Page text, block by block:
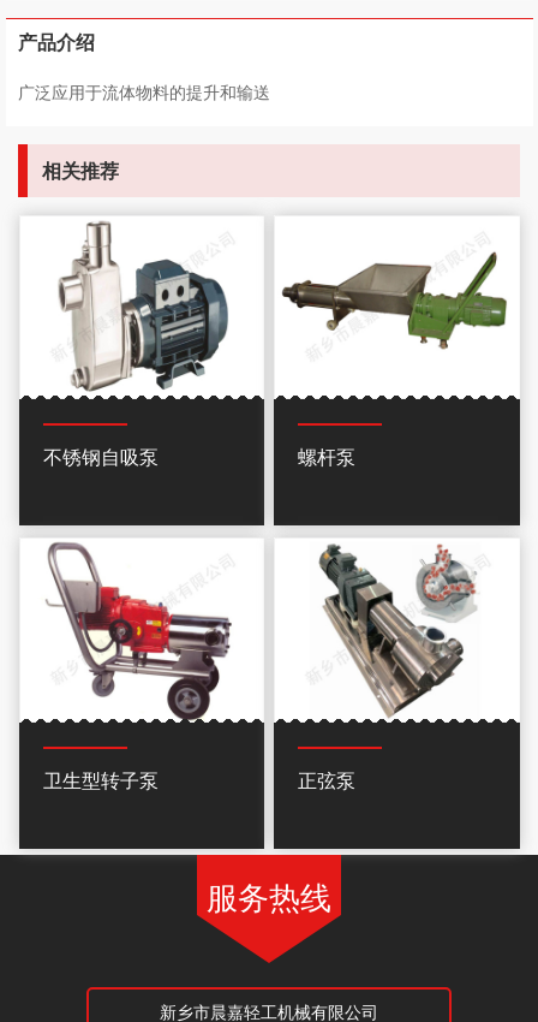
产品介绍
广泛应用于流体物料的提升和输送
相关推荐
不锈钢自吸泵 螺杆泵
卫生型转子泵 正弦泵
服务热线
新乡市晨嘉轻工机械有限公司